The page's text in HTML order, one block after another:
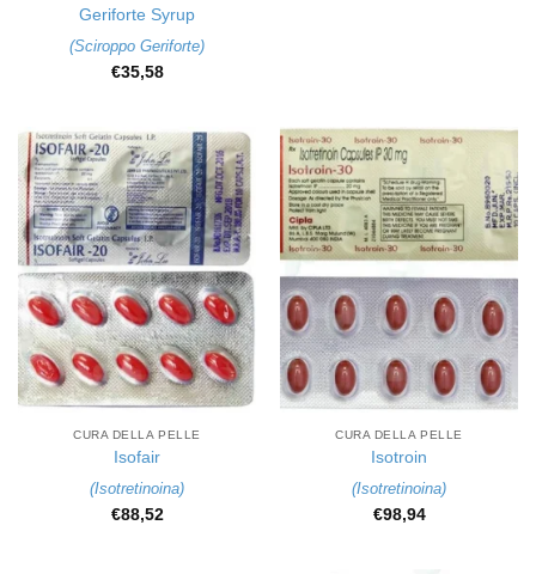
Geriforte Syrup
(Sciroppo Geriforte)
€35,58
CURA DELLA PELLE
Isofair
(Isotretinoina)
€88,52
CURA DELLA PELLE
Isotroin
(Isotretinoina)
€98,94